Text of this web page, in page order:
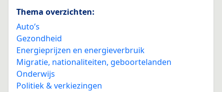
Thema overzichten:
Auto’s
Gezondheid
Energieprijzen en energieverbruik
Migratie, nationaliteiten, geboortelanden
Onderwijs
Politiek & verkiezingen